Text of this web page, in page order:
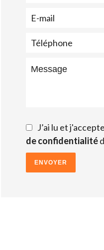
J’ai lu et
de confidentialité
ENVOYER